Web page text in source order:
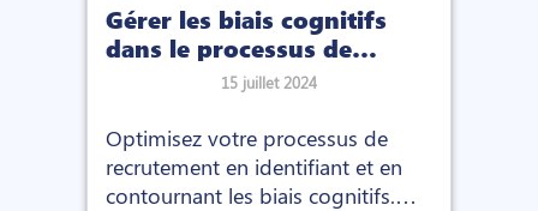
Gérer les biais cognitifs
dans le processus de
recrutement15 juillet 2024
Optimisez votre processus de
recrutement en identifiant et en
contournant les biais cognitifs.